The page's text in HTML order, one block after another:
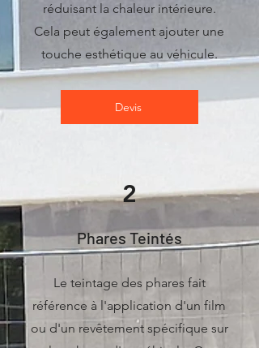
réduisant la chaleur intérieure.
Cela peut également ajouter une
touche esthétique au véhicule.
Devis
2
Phares Teintés
Le teintage des phares fait
référence à l'application d'un film
ou d'un revêtement spécifique sur